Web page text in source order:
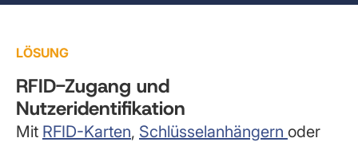
LÖSUNG
RFID-Zugang und
Nutzeridentifikation
Mit RFID-Karten, Schlüsselanhängern oder